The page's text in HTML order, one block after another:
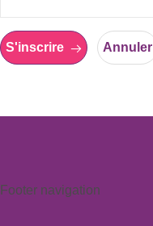
S'inscrire Annuler
Footer navigation